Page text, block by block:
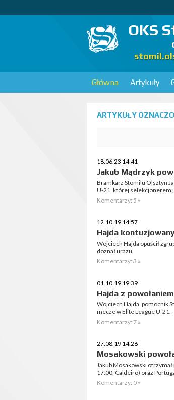
OKS
Główna Artykuły
ARTYKUŁY
18.06.23 14:41
Jakub Mądrzyk
Bramkarz Stomilu Olsztyn
U-21, której selekcjonerem
Komentarzy: 5 »
12.10.19 14:57
Hajda
Wojciech Hajda opuścił
doznał urazu.
Komentarzy: 3 »
01.10.19 19:39
Hajda z
Wojciech Hajda, pomocnik
mecze w Elite League U-21.
Komentarzy: 7 »
27.08.19 14:26
Mosakowski
Jakub Mosakowski
17:00, Caldeiro) oraz
Komentarzy: 0 »